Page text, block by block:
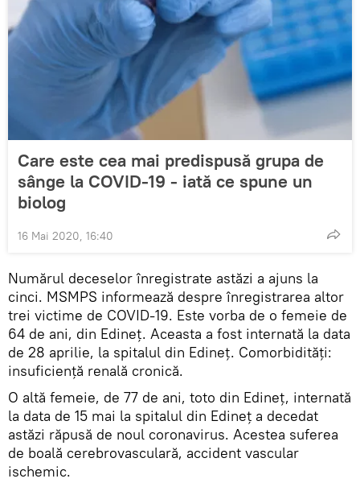
Care este cea mai predispusă grupa de
sânge la COVID-19 - iată ce spune un
biolog
16 Mai 2020, 16:40
Numărul deceselor înregistrate astăzi a ajuns la
cinci. MSMPS informează despre înregistrarea altor
trei victime de COVID-19. Este vorba de o femeie de
64 de ani, din Edineț. Aceasta a fost internată la data
de 28 aprilie, la spitalul din Edineț. Comorbidități:
insuficiență renală cronică.
O altă femeie, de 77 de ani, toto din Edineț, internată
la data de 15 mai la spitalul din Edineț a decedat
astăzi răpusă de noul coronavirus. Acestea suferea
de boală cerebrovasculară, accident vascular
ischemic.